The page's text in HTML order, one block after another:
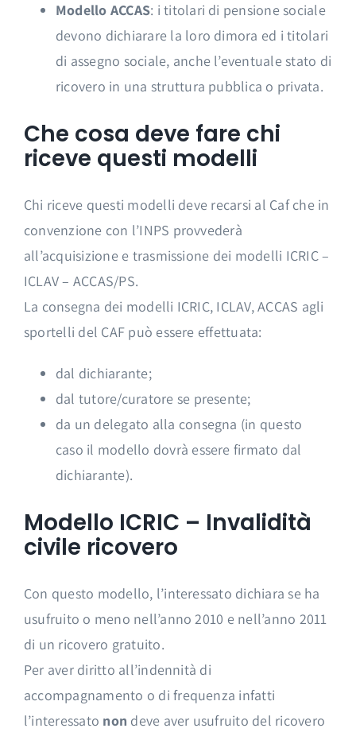
Modello ACCAS: i titolari di pensione sociale
devono dichiarare la loro dimora ed i titolari
di assegno sociale, anche l’eventuale stato di
ricovero in una struttura pubblica o privata.
Che cosa deve fare chi
riceve questi modelli
Chi riceve questi modelli deve recarsi al Caf che in
convenzione con l’INPS provvederà
all’acquisizione e trasmissione dei modelli ICRIC –
ICLAV – ACCAS/PS.
La consegna dei modelli ICRIC, ICLAV, ACCAS agli
sportelli del CAF può essere effettuata:
dal dichiarante;
dal tutore/curatore se presente;
da un delegato alla consegna (in questo
caso il modello dovrà essere firmato dal
dichiarante).
Modello ICRIC – Invalidità
civile ricovero
Con questo modello, l’interessato dichiara se ha
usufruito o meno nell’anno 2010 e nell’anno 2011
di un ricovero gratuito.
Per aver diritto all’indennità di
accompagnamento o di frequenza infatti
l’interessato non deve aver usufruito del ricovero